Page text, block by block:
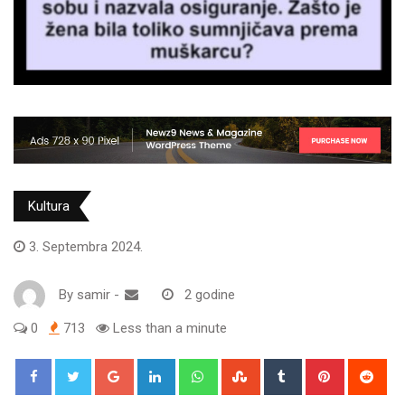
Kultura
3. Septembra 2024.
By samir - 2 godine
0 713 Less than a minute
Google+ LinkedIn WhatsappStumbleUpon
Tumblr Pinterest